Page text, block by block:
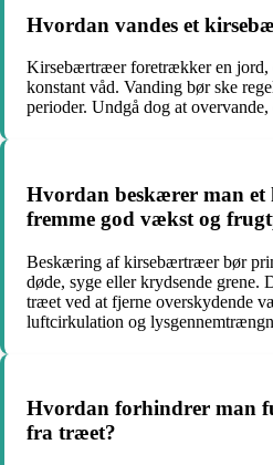
Hvordan vandes et
Kirsebærtræer foretrækker en jord,
konstant våd. Vanding bør ske
perioder. Undgå dog at
Hvordan beskærer man
fremme god vækst og
Beskæring af kirsebærtræer bør
døde, syge eller krydsende grene.
træet ved at fjerne overskydende
luftcirkulation og
Hvordan forhindrer man
fra træet?